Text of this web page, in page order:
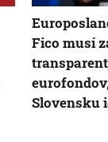
Fico musí
Slovensku